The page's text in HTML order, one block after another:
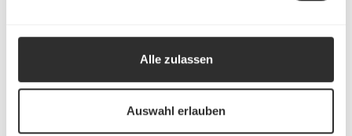
Alle zulassen
Auswahl erlauben